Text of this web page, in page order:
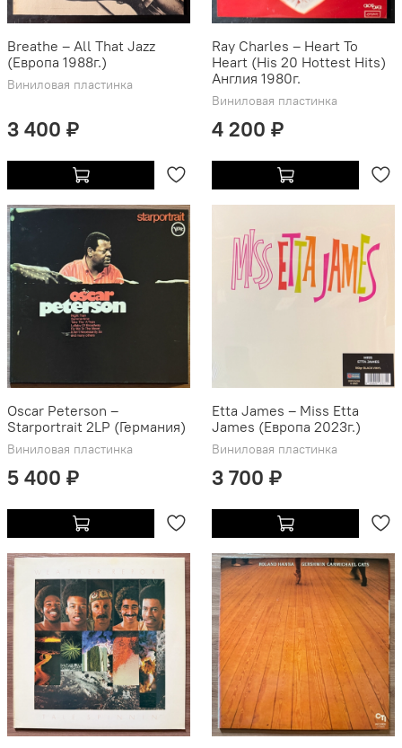
Breathe – All That Jazz
(Европа 1988г.)
Виниловая пластинка
3 400 ₽
Ray Charles ‎– Heart To
Heart (His 20 Hottest Hits)
Англия 1980г.
Виниловая пластинка
4 200 ₽
Oscar Peterson ‎–
Starportrait 2LP (Германия)
Виниловая пластинка
5 400 ₽
Etta James – Miss Etta
James (Европа 2023г.)
Виниловая пластинка
3 700 ₽